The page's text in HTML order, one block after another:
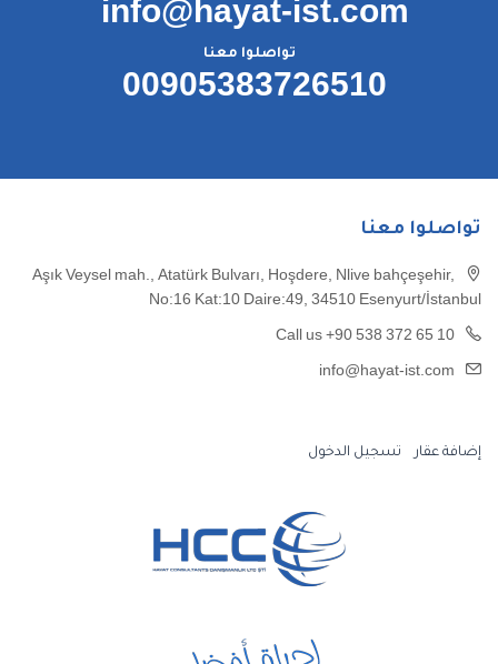
info@hayat-ist.com
تواصلوا معنا
00905383726510
تواصلوا معنا
Aşık Veysel mah., Atatürk Bulvarı, Hoşdere, Nlive bahçeşehir,
No:16 Kat:10 Daire:49, 34510 Esenyurt/İstanbul
Call us +90 538 372 65 10
info@hayat-ist.com
إضافة عقار تسجيل الدخول